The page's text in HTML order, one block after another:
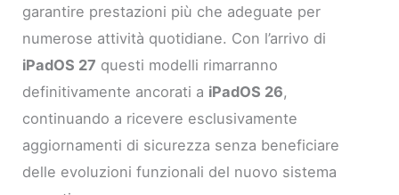
garantire prestazioni più che adeguate per
numerose attività quotidiane. Con l’arrivo di
iPadOS 27 questi modelli rimarranno
definitivamente ancorati a iPadOS 26,
continuando a ricevere esclusivamente
aggiornamenti di sicurezza senza beneficiare
delle evoluzioni funzionali del nuovo sistema